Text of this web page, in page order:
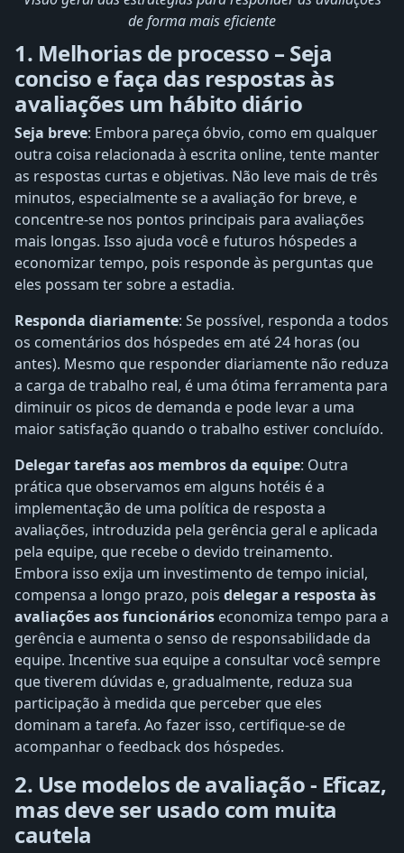
de forma mais eficiente
1. Melhorias de processo – Seja
conciso e faça das respostas às
avaliações um hábito diário
Seja breve: Embora pareça óbvio, como em qualquer
outra coisa relacionada à escrita online, tente manter
as respostas curtas e objetivas. Não leve mais de três
minutos, especialmente se a avaliação for breve, e
concentre-se nos pontos principais para avaliações
mais longas. Isso ajuda você e futuros hóspedes a
economizar tempo, pois responde às perguntas que
eles possam ter sobre a estadia.
Responda diariamente: Se possível, responda a todos
os comentários dos hóspedes em até 24 horas (ou
antes). Mesmo que responder diariamente não reduza
a carga de trabalho real, é uma ótima ferramenta para
diminuir os picos de demanda e pode levar a uma
maior satisfação quando o trabalho estiver concluído.
Delegar tarefas aos membros da equipe: Outra
prática que observamos em alguns hotéis é a
implementação de uma política de resposta a
avaliações, introduzida pela gerência geral e aplicada
pela equipe, que recebe o devido treinamento.
Embora isso exija um investimento de tempo inicial,
compensa a longo prazo, pois delegar a resposta às
avaliações aos funcionários economiza tempo para a
gerência e aumenta o senso de responsabilidade da
equipe. Incentive sua equipe a consultar você sempre
que tiverem dúvidas e, gradualmente, reduza sua
participação à medida que perceber que eles
dominam a tarefa. Ao fazer isso, certifique-se de
acompanhar o feedback dos hóspedes.
2. Use modelos de avaliação - Eficaz,
mas deve ser usado com muita
cautela